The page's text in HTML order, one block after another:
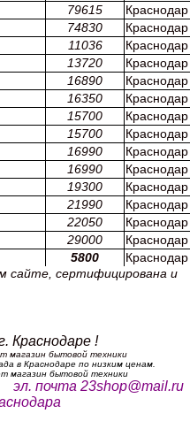
79615
Краснодар
74830
Краснодар
11036
Краснодар
13720
Краснодар
16890
Краснодар
16350
Краснодар
15700
Краснодар
15700
Краснодар
16990
Краснодар
16990
Краснодар
19300
Краснодар
21990
Краснодар
22050
Краснодар
29000
Краснодар
5800
Краснодар
сайте, сертифицирована и
Краснодаре !
магазин бытовой техники
в Краснодаре по низким ценам.
магазин бытовой техники
почта 23shop@mail.ru